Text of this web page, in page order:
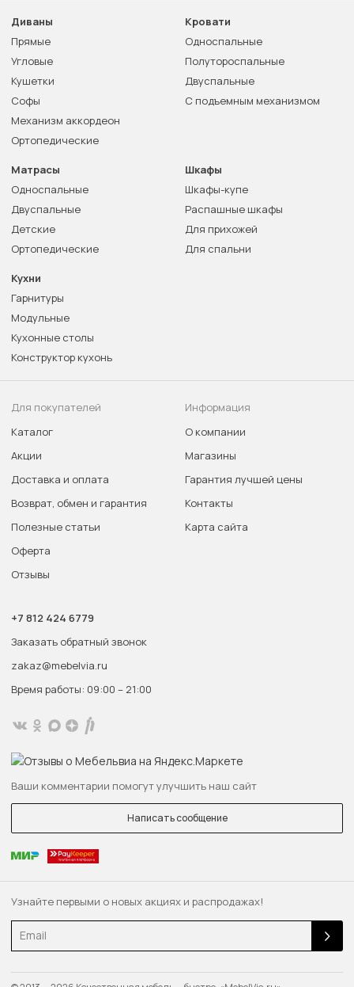
Узнайте первыми о новых акциях и распродажах!
Диваны
Прямые
Угловые
Кушетки
Софы
Механизм аккордеон
Ортопедические
Кровати
Односпальные
Полутороспальные
Двуспальные
С подъемным механизмом
Матрасы
Односпальные
Двуспальные
Детские
Ортопедические
Шкафы
Шкафы-купе
Распашные шкафы
Для прихожей
Для спальни
Кухни
Гарнитуры
Модульные
Кухонные столы
Конструктор кухонь
Для покупателей
Каталог
Акции
Доставка и оплата
Возврат, обмен и гарантия
Полезные статьи
Оферта
Отзывы
Информация
О компании
Магазины
Гарантия лучшей цены
Контакты
Карта сайта
+7 812 424 6779
Заказать обратный звонок
zakaz@mebelvia.ru
Время работы: 09:00 – 21:00
Ваши комментарии помогут улучшить наш сайт
Написать сообщение